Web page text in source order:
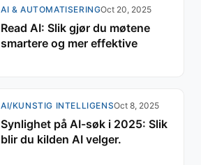
AI & AUTOMATISERINGOct 20, 2025
Read AI: Slik gjør du møtene
smartere og mer effektive
AI/KUNSTIG INTELLIGENSOct 8, 2025
Synlighet på AI-søk i 2025: Slik
blir du kilden AI velger.